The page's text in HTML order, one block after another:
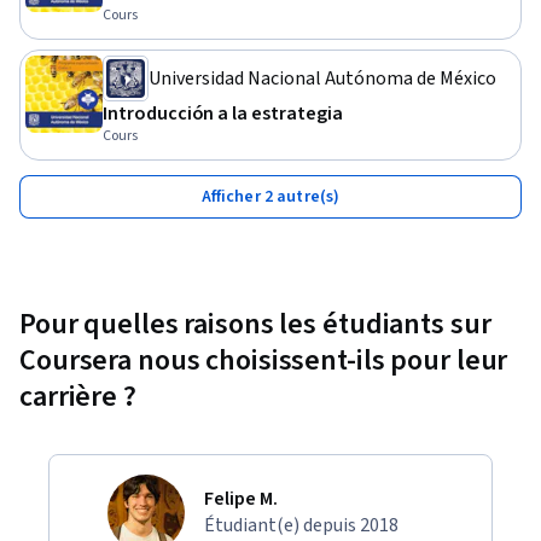
Cours
Universidad Nacional Autónoma de México
Introducción a la estrategia
Cours
Afficher 2 autre(s)
Pour quelles raisons les étudiants sur
Coursera nous choisissent-ils pour leur
carrière ?
Felipe M.
Étudiant(e) depuis 2018